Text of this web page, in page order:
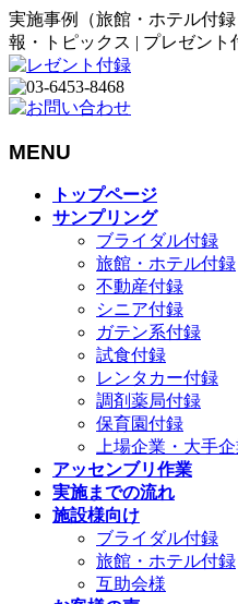
実施事例（旅館・ホテル付
報・トピックス | プレゼント
MENU
トップページ
サンプリング
ブライダル付録
旅館・ホテル付録
不動産付録
シニア付録
ガテン系付録
試食付録
レンタカー付録
調剤薬局付録
保育園付録
上場企業・大手
アッセンブリ作業
実施までの流れ
施設様向け
ブライダル付録
旅館・ホテル付録
互助会様
▼